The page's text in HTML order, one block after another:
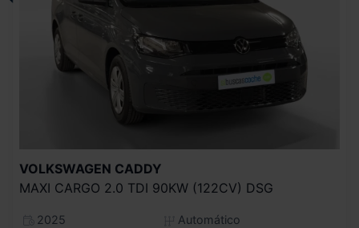
VOLKSWAGEN CADDY
MAXI CARGO 2.0 TDI 90KW (122CV) DSG
2025
Automático